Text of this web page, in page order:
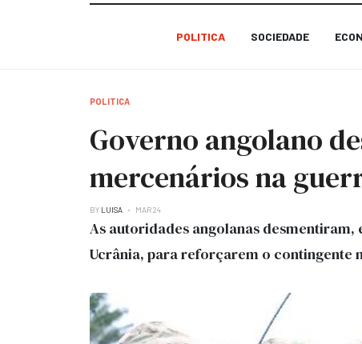
POLITICA SOCIEDADE
POLITICA
Governo angolano
mercenários na
BY LUISA MAR 24
As autoridades angolanas
Ucrânia, para reforçarem o contingente